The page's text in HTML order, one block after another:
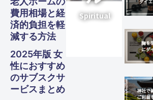
費用相場と経
済的負担を軽
減する方法
2025年版 女
性におすすめ
のサブスクサ
ービスまとめ
Spiritual
Gourmet・
Food
Spiritual
Gourmet・
Food
Spiritual
Gourmet・
Food